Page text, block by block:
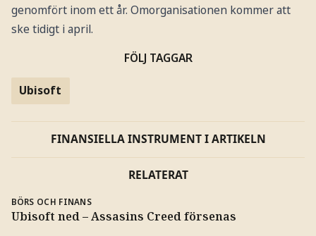
genomfört inom ett år. Omorganisationen kommer att
ske tidigt i april.
FÖLJ TAGGAR
Ubisoft
FINANSIELLA INSTRUMENT I ARTIKELN
RELATERAT
BÖRS OCH FINANS
Ubisoft ned – Assasins Creed försenas